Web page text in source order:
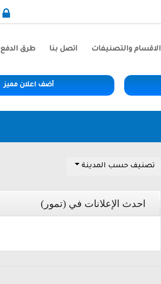
الاقسام والتصنيفات اتصل بنا طرق الدفع
أضف اعلان مميز
تصنيف حسب المدينة
احدث الإعلانات في (تمور)